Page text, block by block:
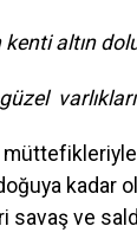
kenti altın
kadar
savaş ve